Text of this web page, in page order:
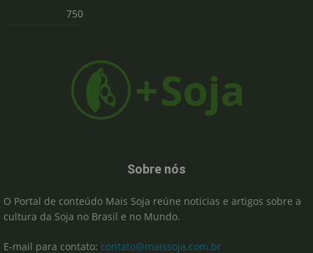
750
Sobre nós
O Portal de conteúdo Mais Soja reúne noticias e artigos sobre a
cultura da Soja no Brasil e no Mundo.
E-mail para contato: contato@maissoja.com.br